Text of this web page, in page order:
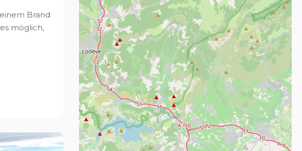
Brand
möglich,